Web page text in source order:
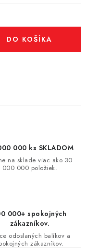
DO KOŠÍKA
000 ks SKLADOM
na sklade viac ako 30
000 000 položiek.
000+ spokojných
zákazníkov.
odoslaných balíkov a
zákazníkov.